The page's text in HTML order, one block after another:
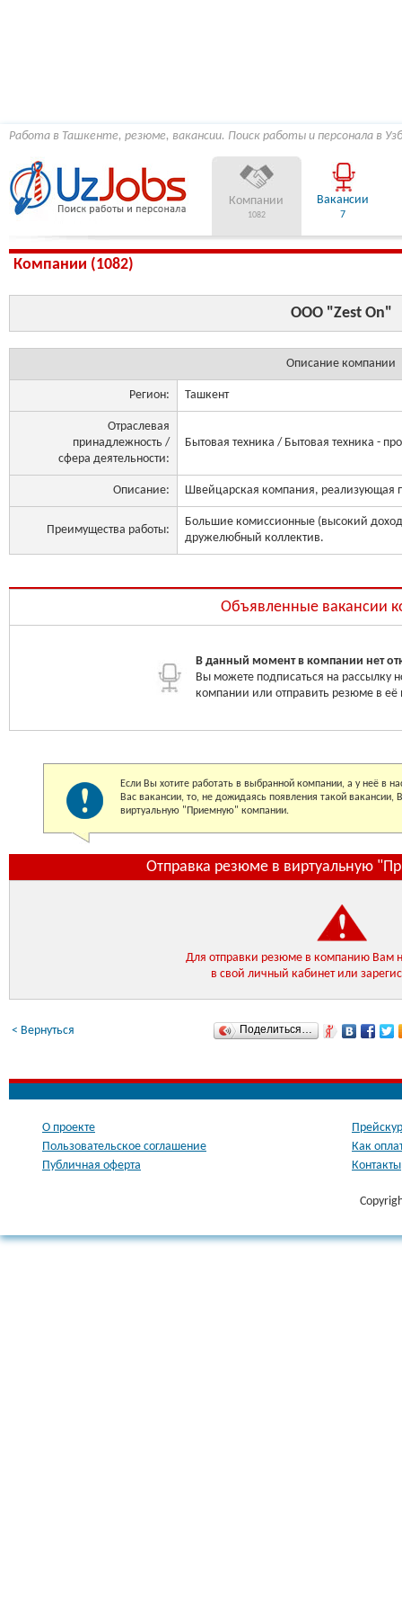
Работа в Ташкенте, резюме, вакансии. Поиск работы и персонала в
Компании
1082
Вакансии
7
Компании (1082)
OOO "Zest On"
Описание компании
Регион: Ташкент
Отраслевая
принадлежность /
сфера деятельности:
Бытовая техника / Бытовая техника -
Описание: Швейцарская компания, реализующая
Преимущества работы:
Большие комиссионные (высокий
дружелюбный коллектив.
Объявленные вакансии
В данный момент в компании нет
Вы можете подписаться на рассылку
компании или отправить резюме в
Если Вы хотите работать в выбранной компании, а у неё в
Вас вакансии, то, не дожидаясь появления такой
виртуальную "Приемную" компании.
Отправка резюме в виртуальную
Для отправки резюме в компанию Вам
в свой личный кабинет или
< Вернуться Поделиться…
О проекте
Пользовательское соглашение
Публичная оферта
Как
Контакты